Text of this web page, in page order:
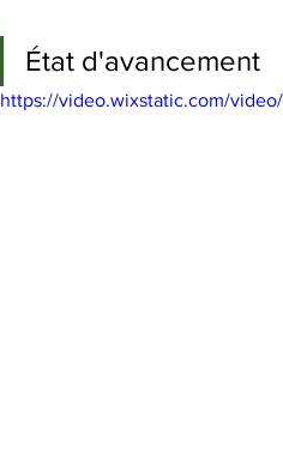
État d'avancement
https://video.wixstatic.com/